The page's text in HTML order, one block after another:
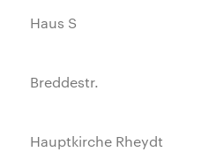
Haus S
Breddestr.
Hauptkirche Rheydt